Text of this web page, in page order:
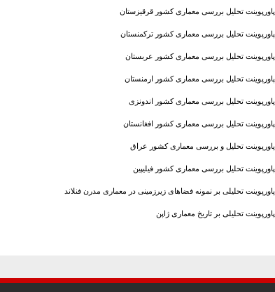
پاورپوینت تحلیل بررسی معماری کشور قرقیزستان
پاورپوینت تحلیل بررسی معماری کشور ترکمنستان
پاورپوینت تحلیل بررسی معماری کشور عربستان
پاورپوینت تحلیل بررسی معماری کشور ارمنستان
پاورپوینت تحلیل بررسی معماری کشور اندونزی
پاورپوینت تحلیل بررسی معماری کشور افغانستان
پاورپوینت تحلیل و بررسی معماری کشور عراق
پاورپوینت تحلیل بررسی معماری کشور فیلیپین
پاورپوینت تحلیلی بر نمونه فضاهای زیرزمینی در معماری مدرن فنلاند
پاورپوینت تحلیلی بر تاریخ معماری ژاپن